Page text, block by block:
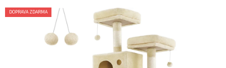
DOPRAVA ZDARMA